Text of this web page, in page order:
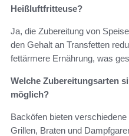
Heißluftfritteuse?
Ja, die Zubereitung von
den Gehalt an Transfetten
fettärmere Ernährung, was
Welche Zubereitungsarten
möglich?
Backöfen bieten
Grillen, Braten und